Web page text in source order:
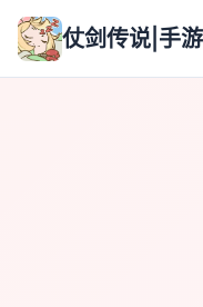
仗剑传说|手游